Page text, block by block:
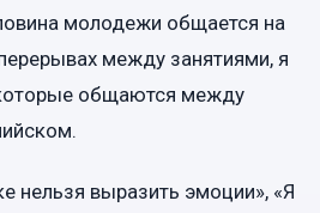
молодежи общается на
между занятиями, я
общаются между
нельзя выразить эмоции», «Я